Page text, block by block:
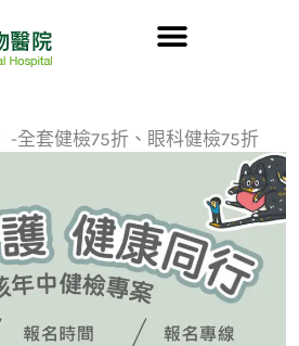
-全套健檢75折、眼科健檢75折